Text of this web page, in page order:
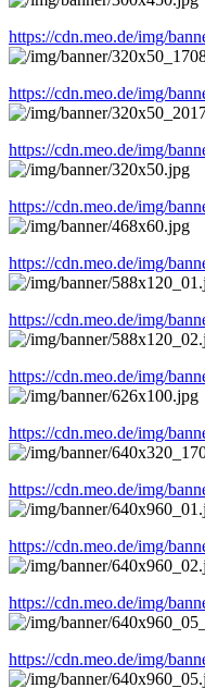
https://cdn.meo.de/img/
https://cdn.meo.de/img/
https://cdn.meo.de/img/
https://cdn.meo.de/img/
https://cdn.meo.de/img/
https://cdn.meo.de/img/
https://cdn.meo.de/img/
https://cdn.meo.de/img/
https://cdn.meo.de/img/
https://cdn.meo.de/img/
https://cdn.meo.de/img/
https://cdn.meo.de/img/